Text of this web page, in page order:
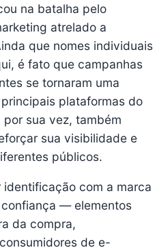
na batalha pelo
atrelado a
que nomes individuais
é fato que campanhas
se tornaram uma
plataformas do
sua vez, também
sua visibilidade e
públicos.
identificação com a marca
— elementos
da compra,
de e-